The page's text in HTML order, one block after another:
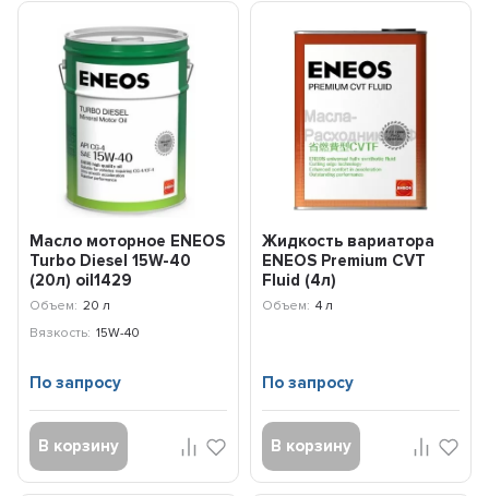
Масло моторное ENEOS
Turbo Diesel 15W-40
(20л) oil1429
Объем: 20 л
Вязкость: 15W-40
По запросу
В корзину
Жидкость вариатора
ENEOS Premium CVT
Fluid (4л)
8809478942094
Объем: 4 л
По запросу
В корзину